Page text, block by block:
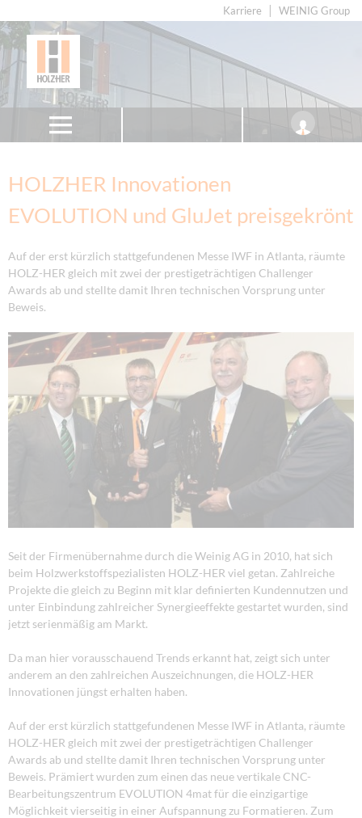
Karriere WEINIG Group
HOLZHER Innovationen
EVOLUTION und GluJet preisgekrönt
Auf der erst kürzlich stattgefundenen Messe IWF in Atlanta, räumte
HOLZ-HER gleich mit zwei der prestigeträchtigen Challenger
Awards ab und stellte damit Ihren technischen Vorsprung unter
Beweis.
Seit der Firmenübernahme durch die Weinig AG in 2010, hat sich
beim Holzwerkstoffspezialisten HOLZ-HER viel getan. Zahlreiche
Projekte die gleich zu Beginn mit klar definierten Kundennutzen und
unter Einbindung zahlreicher Synergieeffekte gestartet wurden, sind
jetzt serienmäßig am Markt.
Da man hier vorausschauend Trends erkannt hat, zeigt sich unter
anderem an den zahlreichen Auszeichnungen, die HOLZ-HER
Innovationen jüngst erhalten haben.
Auf der erst kürzlich stattgefundenen Messe IWF in Atlanta, räumte
HOLZ-HER gleich mit zwei der prestigeträchtigen Challenger
Awards ab und stellte damit Ihren technischen Vorsprung unter
Beweis. Prämiert wurden zum einen das neue vertikale CNC-
Bearbeitungszentrum EVOLUTION 4mat für die einzigartige
Möglichkeit vierseitig in einer Aufspannung zu Formatieren. Zum